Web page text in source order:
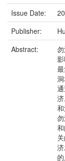
Issue Date:
Publisher:
Abstract: